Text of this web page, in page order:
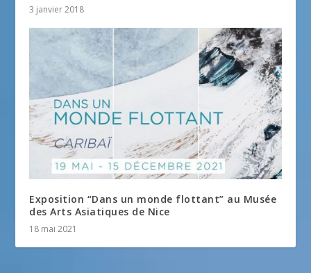
3 janvier 2018
Exposition “Dans un monde flottant” au Musée
des Arts Asiatiques de Nice
18 mai 2021